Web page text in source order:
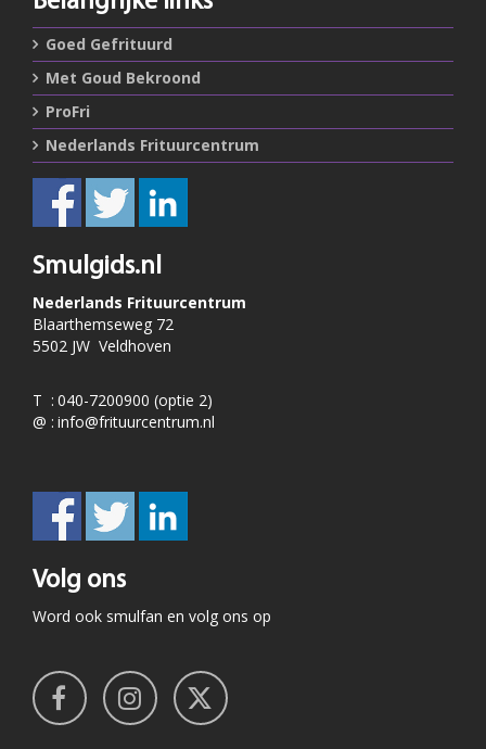
Goed Gefrituurd
Met Goud Bekroond
ProFri
Nederlands Frituurcentrum
Smulgids.nl
Nederlands Frituurcentrum
Blaarthemseweg 72
5502 JW Veldhoven
T : 040-7200900 (optie 2)
@ : info@frituurcentrum.nl
Volg ons
Word ook smulfan en volg ons op